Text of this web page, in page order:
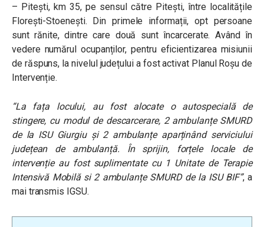
– Pitești, km 35, pe sensul către Pitești, între localitățile
Florești-Stoenești. Din primele informații, opt persoane
sunt rănite, dintre care două sunt încarcerate. Având în
vedere numărul ocupanților, pentru eficientizarea misiunii
de răspuns, la nivelul județului a fost activat Planul Roșu de
Intervenție.
“La fața locului, au fost alocate o autospecială de
stingere, cu modul de descarcerare, 2 ambulanțe SMURD
de la ISU Giurgiu și 2 ambulanțe aparținând serviciului
județean de ambulanță. În sprijin, forțele locale de
intervenție au fost suplimentate cu 1 Unitate de Terapie
Intensivă Mobilă si 2 ambulanțe SMURD de la ISU BIF”, a
mai transmis IGSU.